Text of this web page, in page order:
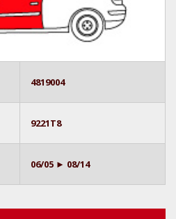
4819004
9221T8
06/05 ► 08/14